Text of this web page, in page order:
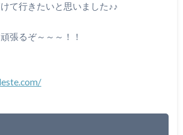
て行きたいと思いました♪♪
張るぞ～～～！！